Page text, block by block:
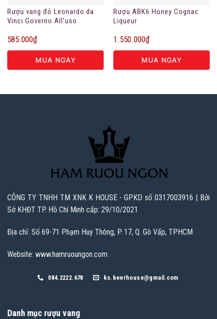
Rượu vang đỏ Leonardo da
Vinci Governo All’uso
585.000₫
MUA NGAY
Rượu ABK6 Honey Cognac
Liqueur
1.550.000₫
MUA NGAY
CÔNG TY TNHH TM XNK K HOUSE - GPKD số 0317003916 | Bởi
Sở KHĐT TP. Hồ Chí Minh cấp: 29/10/2021
Địa chỉ: Số 69-71 Phạm Huy Thông, P. 17, Q. Gò Vấp, TPHCM
Website: www.hamruoungon.com
084.2222.678 ks.beerhouse@gmail.com
Danh mục rượu vang